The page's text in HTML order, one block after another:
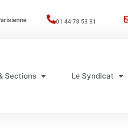
01 44 78 53 31
Sections Le Syndicat